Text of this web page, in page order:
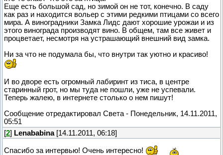
Еще есть большой сад, но зимой он не тот, конечно. В саду
как раз и находится вольер с этими редкими птицами со всего
мира. А виноградники Замка Лидс дают хорошие урожаи и из
этого винограда производят вино. В общем, там все живет и
процветает, несмотря на устрашающий внешний вид замка.
Ни за что не подумала бы, что внутри так уютно и красиво!
И во дворе есть огромный лабиринт из тиса, в центре
старинный грот, но мы туда не пошли, уже не успевали.
Теперь жалею, в интернете столько о нем пишут!
Сообщение отредактировал Света - Понедельник, 14.11.2011,
05:51
[2] Lenababina[14.11.2011, 06:18]
Спасибо за интервью! Очень интересно!